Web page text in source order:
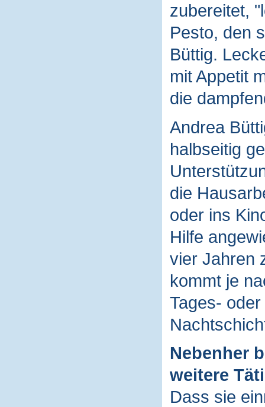
zubereitet,
Pesto, den
Büttig.
mit Appetit
die
Andrea
halbseitig
die
oder ins
Hilfe
vier Jahren
kommt je
Tages-
Nebenher
weitere
Dass sie